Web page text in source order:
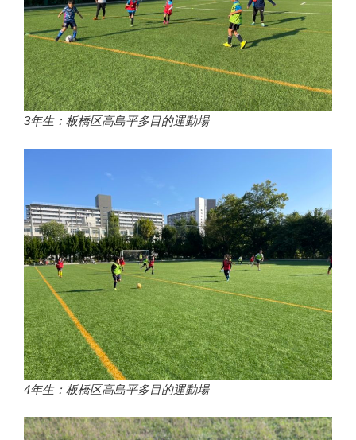
3年生： 板橋区高島平多目的運動場
4年生：板橋区高島平多目的運動場